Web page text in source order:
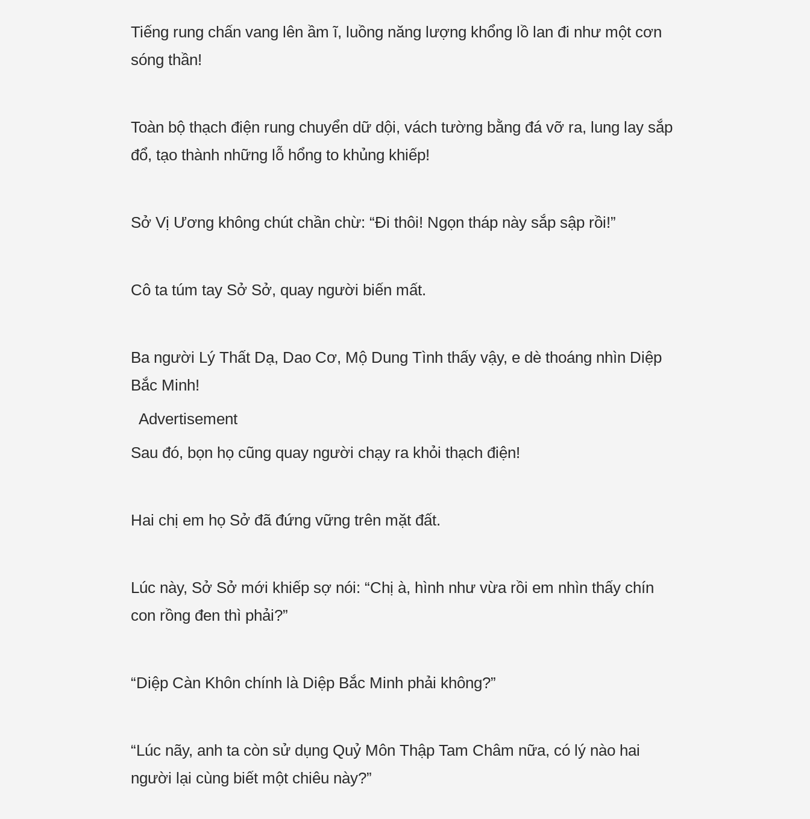
Tiếng rung chấn vang lên ầm ĩ, luồng năng lượng khổng lồ lan đi như một cơn
sóng thần!
Toàn bộ thạch điện rung chuyển dữ dội, vách tường bằng đá vỡ ra, lung lay sắp
đổ, tạo thành những lỗ hổng to khủng khiếp!
Sở Vị Ương không chút chần chừ: “Đi thôi! Ngọn tháp này sắp sập rồi!”
Cô ta túm tay Sở Sở, quay người biến mất.
Ba người Lý Thất Dạ, Dao Cơ, Mộ Dung Tình thấy vậy, e dè thoáng nhìn Diệp
Bắc Minh!
Advertisement
Sau đó, bọn họ cũng quay người chạy ra khỏi thạch điện!
Hai chị em họ Sở đã đứng vững trên mặt đất.
Lúc này, Sở Sở mới khiếp sợ nói: “Chị à, hình như vừa rồi em nhìn thấy chín
con rồng đen thì phải?”
“Diệp Càn Khôn chính là Diệp Bắc Minh phải không?”
“Lúc nãy, anh ta còn sử dụng Quỷ Môn Thập Tam Châm nữa, có lý nào hai
người lại cùng biết một chiêu này?”